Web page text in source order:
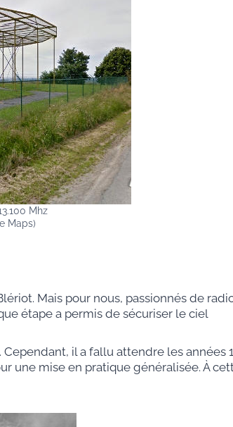
Mhz
Maps)
Mais pour nous, passionnés de
étape a permis de sécuriser le ciel
Cependant, il a fallu attendre les années
une mise en pratique généralisée. À